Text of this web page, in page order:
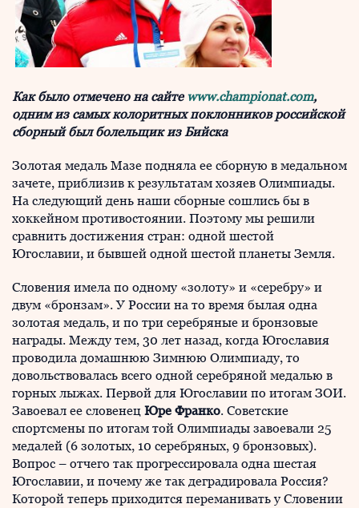
Как было отмечено на сайтеwww.championat.com,
одним из самых колоритных поклонников российской
сборный был болельщик из Бийска
Золотая медаль Мазе подняла ее сборную в медальном
зачете, приблизив к результатам хозяев Олимпиады.
На следующий день наши сборные сошлись бы в
хоккейном противостоянии. Поэтому мы решили
сравнить достижения стран: одной шестой
Югославии, и бывшей одной шестой планеты Земля.
Словения имела по одному «золоту» и «серебру» и
двум «бронзам». У России на то время былая одна
золотая медаль, и по три серебряные и бронзовые
награды. Между тем, 30 лет назад, когда Югославия
проводила домашнюю Зимнюю Олимпиаду, то
довольствовалась всего одной серебряной медалью в
горных лыжах. Первой для Югославии по итогам ЗОИ.
Завоевал ее словенец Юре Франко. Советские
спортсмены по итогам той Олимпиады завоевали 25
медалей (6 золотых, 10 серебряных, 9 бронзовых).
Вопрос – отчего так прогрессировала одна шестая
Югославии, и почему же так деградировала Россия?
Которой теперь приходится переманивать у Словении